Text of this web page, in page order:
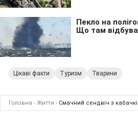
Цікаві факти Туризм Тварини
Головна › Життя › Смачний сендвіч з